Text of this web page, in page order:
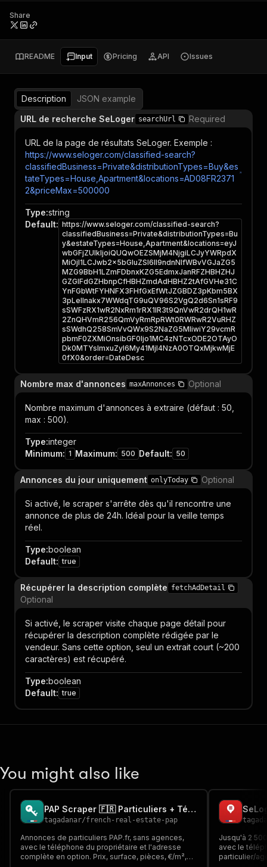
Share
README Input Pricing API Issues
Description
JSON example
URL de recherche SeLoger searchUrl Required
URL de la page de résultats SeLoger. Exemple :
https://www.seloger.com/classified-search?
classifiedBusiness=Private&distributionTypes=Buy&es
tateTypes=House,Apartment&locations=AD08FR2371
2&priceMax=500000
Type:string
Default: https://www.seloger.com/classified-search?
classifiedBusiness=Private&distributionTypes=Bu
y&estateTypes=House,Apartment&locations=eyJ
wbGFjZUlkIjoiQUQwOEZSMjM4NjgiLCJyYWRpdX
MiOjI1LCJwb2x5bGluZSI6Il9ndnNIfWBvVGJaZG5
MZG9BbH1LZmFDbnxKZG5EdmxJanRFZHBHZHJ
GZGlFdGZHbnpCfHBHZmdAdHBHZ2tAfGVHe31C
YnFGbWtFYHNFX3FHfGxEfWtJZGBDZ3pKbm5BX
3pLellnakx7WWdqTG9uQV96S2VgQ2d6Sn1sRF9
sSWFzRX1wR2NxRm1rRX1lR3t9QnVwR2drQH1wR
2ZnQHVmR256QmVyRmRpRWt0RWRwR2VuRHZ
sSWdhQ258SmVvQWx9S2NaZG5MIiwiY29vcmR
pbmF0ZXMiOnsibGF0Ijo1MC4zNTcxODE2OTAyO
Dk0MTYsImxuZyI6My41MjI4NzA0OTQxMjkwMjE
0fX0&order=DateDesc
Nombre max d'annonces maxAnnonces Optional
Nombre maximum d'annonces à extraire (défaut : 50,
max : 500).
Type:integer
Minimum: 1 Maximum: 500 Default: 50
Annonces du jour uniquement onlyToday Optional
Si activé, le scraper s'arrête dès qu'il rencontre une
annonce de plus de 24h. Idéal pour la veille temps
réel.
Type:boolean
Default: true
Récupérer la description complète fetchAdDetail
Optional
Si activé, le scraper visite chaque page détail pour
récupérer la description complète rédigée par le
vendeur. Sans cette option, seul un extrait court (~200
caractères) est récupéré.
Type:boolean
Default: true
You might also like
PAP Scraper 🇫🇷 Particuliers + Téléphone du Propriétaire
tagadanar/french-real-estate-pap
Annonces de particuliers PAP.fr, sans agences,
avec le téléphone du propriétaire et l'adresse
complète en option. Prix, surface, pièces, €/m²,
Jusqu'à 2
avec le
particulier/